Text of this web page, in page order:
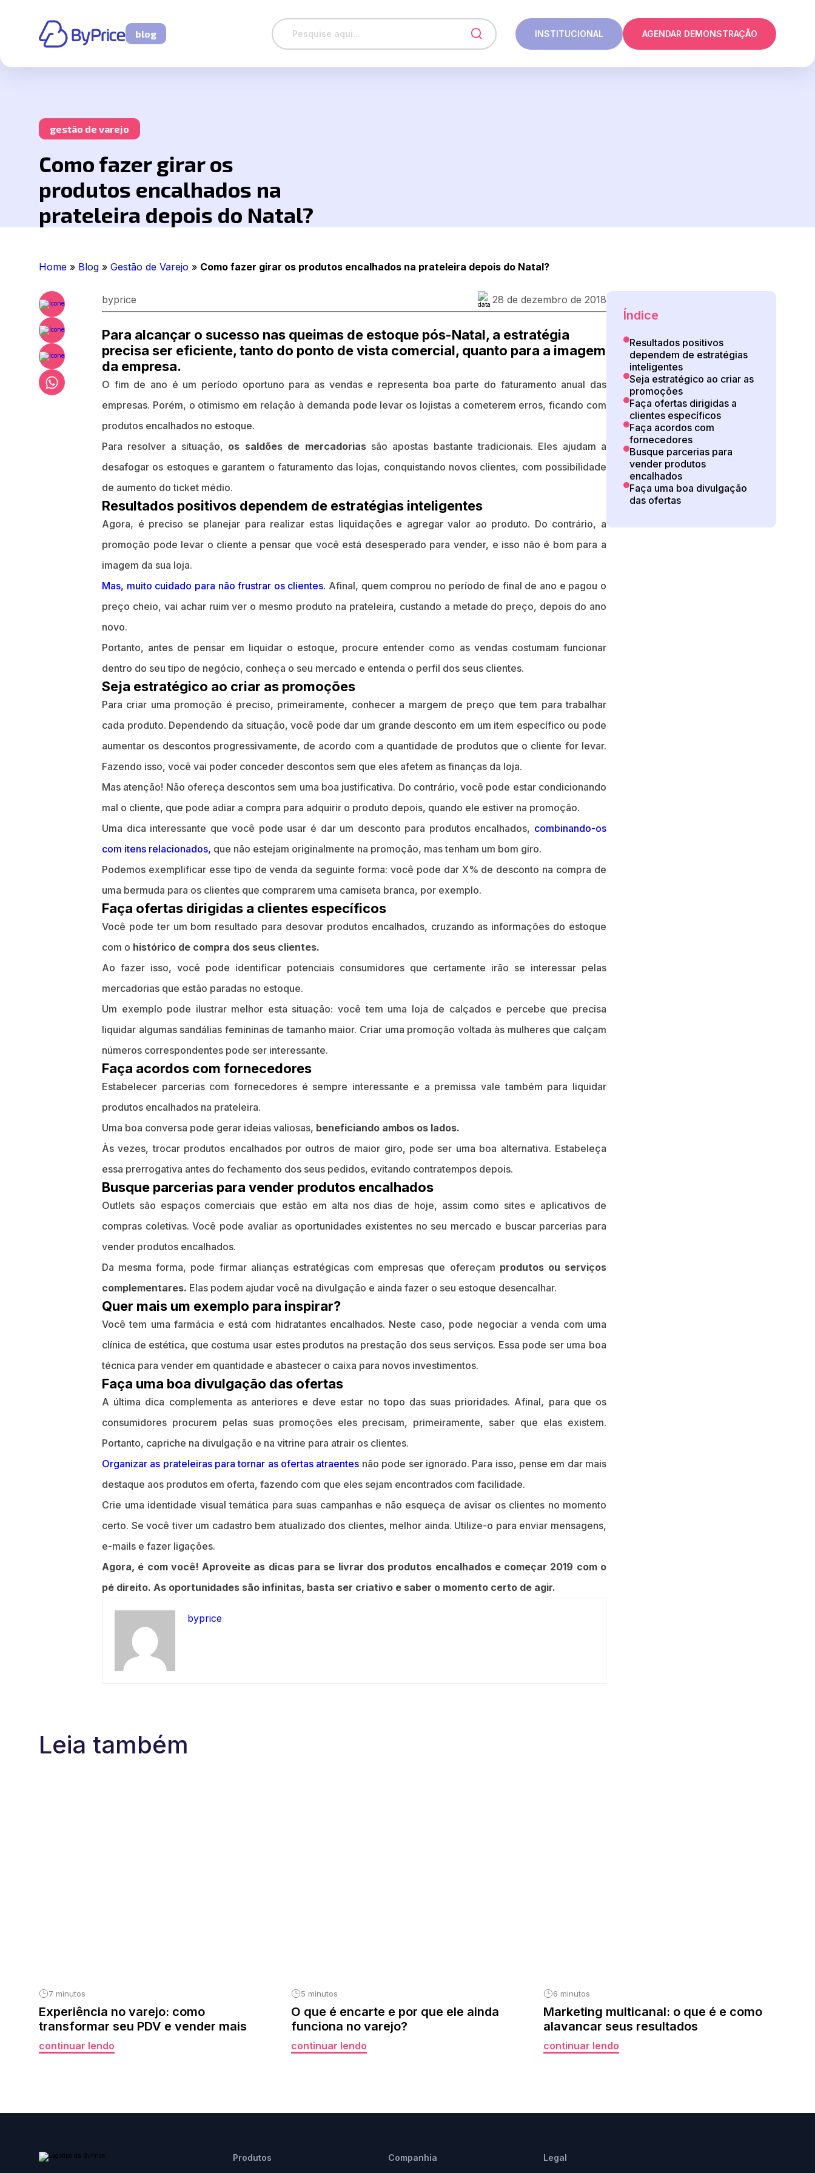
blog INSTITUCIONAL AGENDAR DEMONSTRAÇÃO
gestão de varejo
Como fazer girar os
produtos encalhados na
prateleira depois do Natal?
Home » Blog » Gestão de Varejo » Como fazer girar os produtos encalhados na prateleira depois do Natal?
byprice 28 de dezembro de 2018
Para alcançar o sucesso nas queimas de estoque pós-Natal, a estratégia
precisa ser eficiente, tanto do ponto de vista comercial, quanto para a imagem
da empresa.
O fim de ano é um período oportuno para as vendas e representa boa parte do faturamento anual das
empresas. Porém, o otimismo em relação à demanda pode levar os lojistas a cometerem erros, ficando com
produtos encalhados no estoque.
Para resolver a situação, os saldões de mercadoriassão apostas bastante tradicionais. Eles ajudam a
desafogar os estoques e garantem o faturamento das lojas, conquistando novos clientes, com possibilidade
de aumento do ticket médio.
Resultados positivos dependem de estratégias inteligentes
Agora, é preciso se planejar para realizar estas liquidações e agregar valor ao produto. Do contrário, a
promoção pode levar o cliente a pensar que você está desesperado para vender, e isso não é bom para a
imagem da sua loja.
Mas, muito cuidado para não frustrar os clientes. Afinal, quem comprou no período de final de ano e pagou o
preço cheio, vai achar ruim ver o mesmo produto na prateleira, custando a metade do preço, depois do ano
novo.
Portanto, antes de pensar em liquidar o estoque, procure entender como as vendas costumam funcionar
dentro do seu tipo de negócio, conheça o seu mercado e entenda o perfil dos seus clientes.
Seja estratégico ao criar as promoções
Para criar uma promoção é preciso, primeiramente, conhecer a margem de preço que tem para trabalhar
cada produto. Dependendo da situação, você pode dar um grande desconto em um item específico ou pode
aumentar os descontos progressivamente, de acordo com a quantidade de produtos que o cliente for levar.
Fazendo isso, você vai poder conceder descontos sem que eles afetem as finanças da loja.
Mas atenção! Não ofereça descontos sem uma boa justificativa. Do contrário, você pode estar condicionando
mal o cliente, que pode adiar a compra para adquirir o produto depois, quando ele estiver na promoção.
Uma dica interessante que você pode usar é dar um desconto para produtos encalhados, combinando-os
com itens relacionados, que não estejam originalmente na promoção, mas tenham um bom giro.
Podemos exemplificar esse tipo de venda da seguinte forma: você pode dar X% de desconto na compra de
uma bermuda para os clientes que comprarem uma camiseta branca, por exemplo.
Faça ofertas dirigidas a clientes específicos
Você pode ter um bom resultado para desovar produtos encalhados, cruzando as informações do estoque
com o histórico de compra dos seus clientes.
Ao fazer isso, você pode identificar potenciais consumidores que certamente irão se interessar pelas
mercadorias que estão paradas no estoque.
Um exemplo pode ilustrar melhor esta situação: você tem uma loja de calçados e percebe que precisa
liquidar algumas sandálias femininas de tamanho maior. Criar uma promoção voltada às mulheres que calçam
números correspondentes pode ser interessante.
Faça acordos com fornecedores
Estabelecer parcerias com fornecedores é sempre interessante e a premissa vale também para liquidar
produtos encalhados na prateleira.
Uma boa conversa pode gerar ideias valiosas, beneficiando ambos os lados.
Às vezes, trocar produtos encalhados por outros de maior giro, pode ser uma boa alternativa. Estabeleça
essa prerrogativa antes do fechamento dos seus pedidos, evitando contratempos depois.
Busque parcerias para vender produtos encalhados
Outlets são espaços comerciais que estão em alta nos dias de hoje, assim como sites e aplicativos de
compras coletivas. Você pode avaliar as oportunidades existentes no seu mercado e buscar parcerias para
vender produtos encalhados.
Da mesma forma, pode firmar alianças estratégicas com empresas que ofereçam produtos ou serviços
complementares. Elas podem ajudar você na divulgação e ainda fazer o seu estoque desencalhar.
Quer mais um exemplo para inspirar?
Você tem uma farmácia e está com hidratantes encalhados. Neste caso, pode negociar a venda com uma
clínica de estética, que costuma usar estes produtos na prestação dos seus serviços. Essa pode ser uma boa
técnica para vender em quantidade e abastecer o caixa para novos investimentos.
Faça uma boa divulgação das ofertas
A última dica complementa as anteriores e deve estar no topo das suas prioridades. Afinal, para que os
consumidores procurem pelas suas promoções eles precisam, primeiramente, saber que elas existem.
Portanto, capriche na divulgação e na vitrine para atrair os clientes.
Organizar as prateleiras para tornar as ofertas atraentes não pode ser ignorado. Para isso, pense em dar mais
destaque aos produtos em oferta, fazendo com que eles sejam encontrados com facilidade.
Crie uma identidade visual temática para suas campanhas e não esqueça de avisar os clientes no momento
certo. Se você tiver um cadastro bem atualizado dos clientes, melhor ainda. Utilize-o para enviar mensagens,
e-mails e fazer ligações.
Agora, é com você! Aproveite as dicas para se livrar dos produtos encalhados e começar 2019 com o
pé direito. As oportunidades são infinitas, basta ser criativo e saber o momento certo de agir.
byprice
Índice
Resultados positivos
dependem de estratégias
inteligentes
Seja estratégico ao criar as
promoções
Faça ofertas dirigidas a
clientes específicos
Faça acordos com
fornecedores
Busque parcerias para
vender produtos
encalhados
Faça uma boa divulgação
das ofertas
Leia também
7 minutos
Experiência no varejo: como
transformar seu PDV e vender mais
continuar lendo
5 minutos
O que é encarte e por que ele ainda
funciona no varejo?
continuar lendo
6 minutos
Marketing multicanal: o que é e como
alavancar seus resultados
continuar lendo
Produtos Companhia Legal